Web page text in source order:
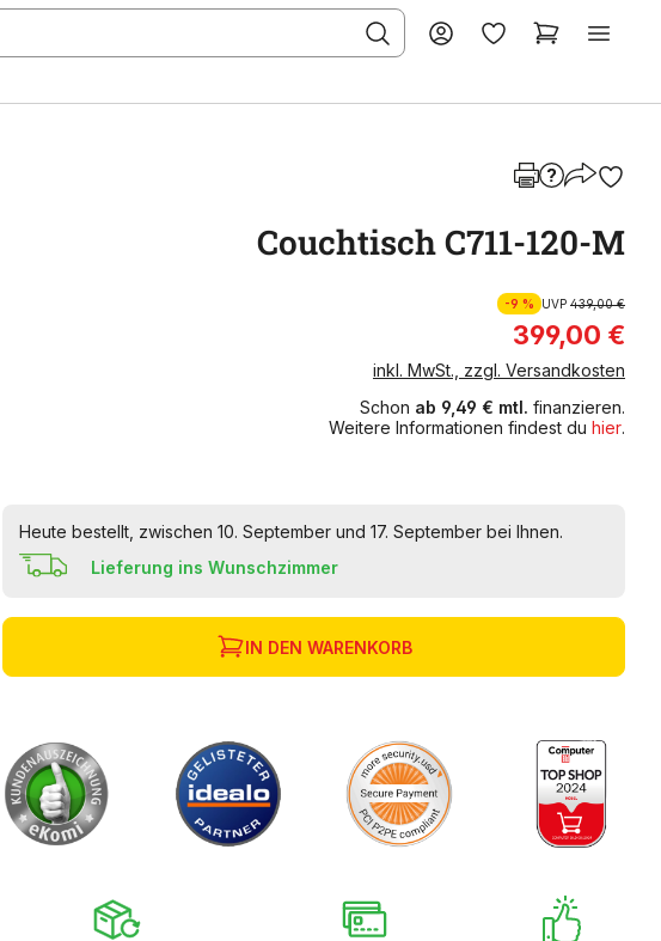
Couchtisch C711-120-M
-9 % UVP 439,00 €
399,00 €
inkl. MwSt., zzgl. Versandkosten
Schon ab 9,49 € mtl. finanzieren.
Weitere Informationen findest du hier.
Heute bestellt, zwischen 10. September und 17. September bei Ihnen.
Lieferung ins Wunschzimmer
IN DEN WARENKORB